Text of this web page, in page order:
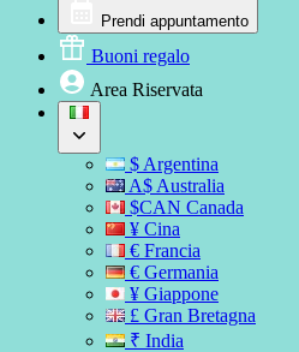
Prendi appuntamento
Buoni regalo
Area Riservata
$ Argentina
A$ Australia
$CAN Canada
¥ Cina
€ Francia
€ Germania
¥ Giappone
£ Gran Bretagna
₹ India